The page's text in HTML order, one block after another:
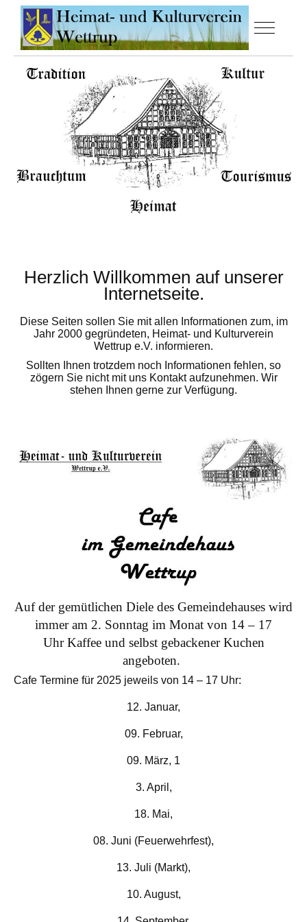
Off-
Herzlich Willkommen auf unserer
Internetseite.
Diese Seiten sollen Sie mit allen Informationen zum, im
Jahr 2000 gegründeten, Heimat- und Kulturverein
Wettrup e.V. informieren.
Sollten Ihnen trotzdem noch Informationen fehlen, so
zögern Sie nicht mit uns Kontakt aufzunehmen. Wir
stehen Ihnen gerne zur Verfügung.
Auf der gemütlichen Diele des Gemeindehauses wird
immer am 2. Sonntag im Monat von 14 – 17
UhrKaffee und selbst gebackener Kuchen
angeboten.
Cafe Termine für 2025 jeweils von 14 – 17 Uhr:
12. Januar,
09. Februar,
09. März, 1
3. April,
18. Mai,
08. Juni (Feuerwehrfest),
13. Juli (Markt),
10. August,